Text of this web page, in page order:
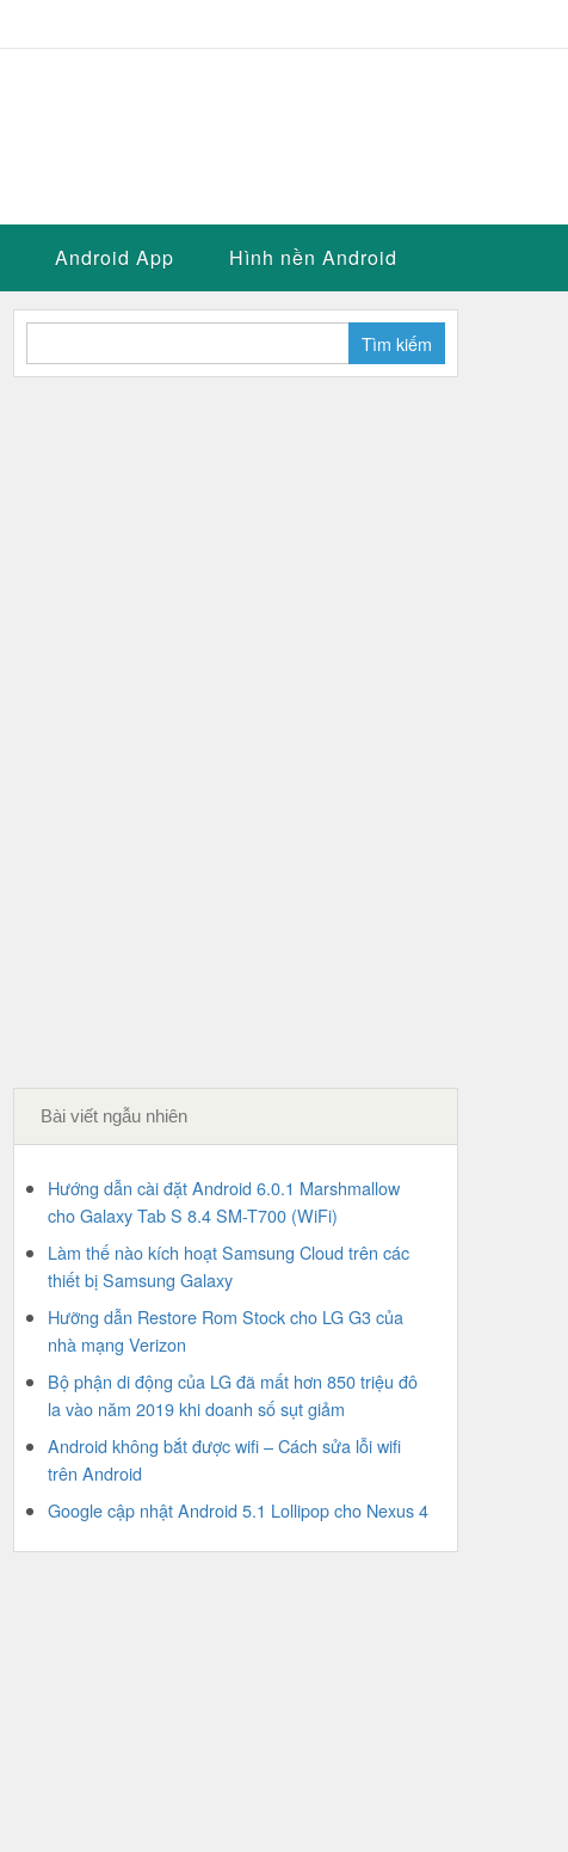
Android App Hình nền Android
Bài viết ngẫu nhiên
Hướng dẫn cài đặt Android 6.0.1 Marshmallow
cho Galaxy Tab S 8.4 SM-T700 (WiFi)
Làm thế nào kích hoạt Samsung Cloud trên các
thiết bị Samsung Galaxy
Hưỡng dẫn Restore Rom Stock cho LG G3 của
nhà mạng Verizon
Bộ phận di động của LG đã mất hơn 850 triệu đô
la vào năm 2019 khi doanh số sụt giảm
Android không bắt được wifi – Cách sửa lỗi wifi
trên Android
Google cập nhật Android 5.1 Lollipop cho Nexus 4